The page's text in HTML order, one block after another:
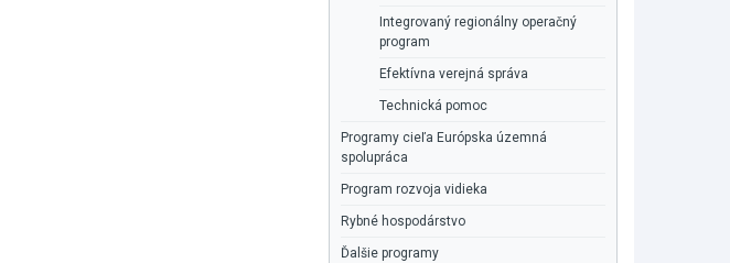
Integrovaný regionálny operačný
program
Efektívna verejná správa
Technická pomoc
Programy cieľa Európska územná
spolupráca
Program rozvoja vidieka
Rybné hospodárstvo
Ďalšie programy